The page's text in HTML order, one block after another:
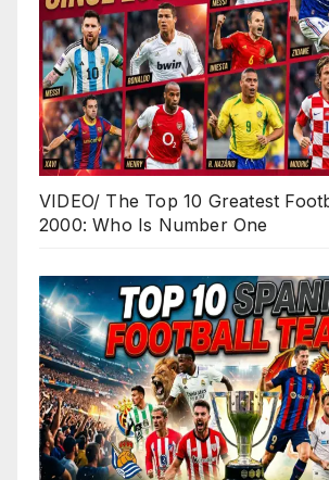
VIDEO/ The Top 10 Greatest
2000: Who Is Number One